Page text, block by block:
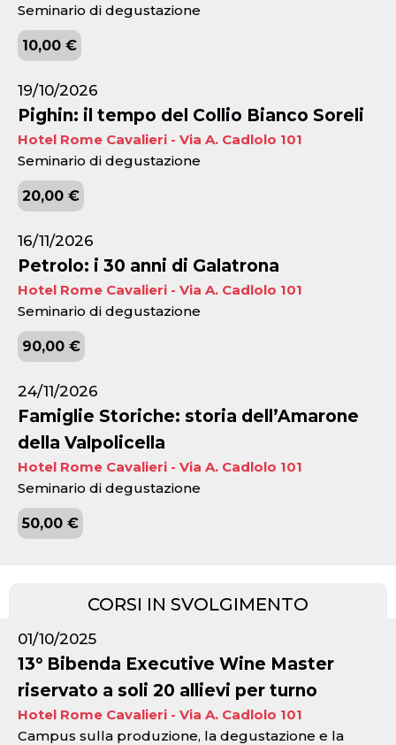
Seminario di degustazione
10,00 €
19/10/2026
Pighin: il tempo del Collio Bianco Soreli
Hotel Rome Cavalieri - Via A. Cadlolo 101
Seminario di degustazione
20,00 €
16/11/2026
Petrolo: i 30 anni di Galatrona
Hotel Rome Cavalieri - Via A. Cadlolo 101
Seminario di degustazione
90,00 €
24/11/2026
Famiglie Storiche: storia dell’Amarone
della Valpolicella
Hotel Rome Cavalieri - Via A. Cadlolo 101
Seminario di degustazione
50,00 €
CORSI IN SVOLGIMENTO
01/10/2025
13° Bibenda Executive Wine Master
riservato a soli 20 allievi per turno
Hotel Rome Cavalieri - Via A. Cadlolo 101
Campus sulla produzione, la degustazione e la